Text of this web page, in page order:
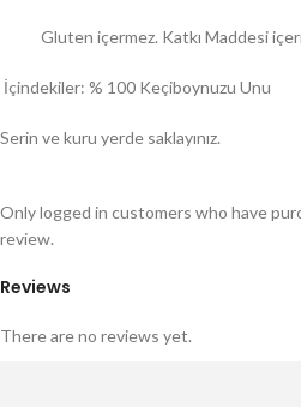
Gluten içermez. Katkı Maddesi
İçindekiler: % 100 Keçiboynuzu Unu
Serin ve kuru yerde saklayınız.
Reviews
There are no reviews yet.
Only logged in customers who have
review.